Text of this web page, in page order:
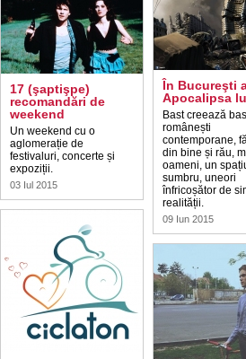
17 (şaptişpe)
recomandări de
weekend
Un weekend cu o
aglomerație de
festivaluri, concerte și
expoziții.
03 Iul 2015
În Bucureşti
Apocalipsa
Bast creează
românești
contemporane,
din bine și rău,
oameni, un
sumbru, uneori
înfricoșător de
realității.
09 Iun 2015